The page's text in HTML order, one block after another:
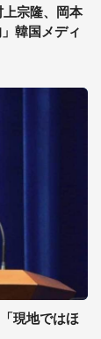
上宗隆、岡本
韓国メディ
現地ではほ